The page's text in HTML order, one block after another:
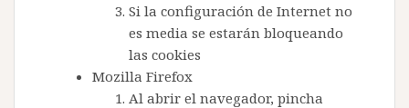
Si la configuración de Internet no
es media se estarán bloqueando
las cookies
Mozilla Firefox
Al abrir el navegador, pincha